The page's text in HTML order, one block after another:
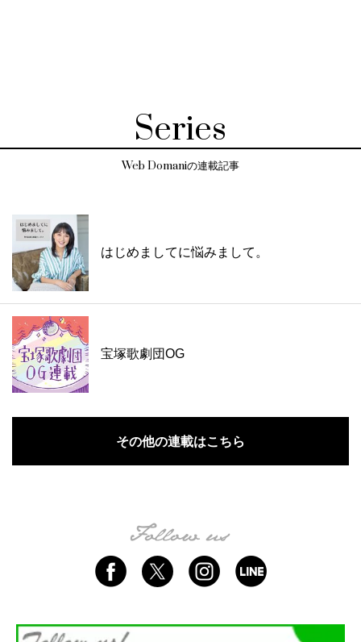
Series
Web Domaniの連載記事
はじめましてに悩みまして。
宝塚歌劇団OG
その他の連載はこちら